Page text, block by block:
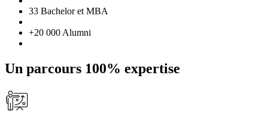
33 Bachelor et MBA
+20 000 Alumni
Un parcours 100% expertise